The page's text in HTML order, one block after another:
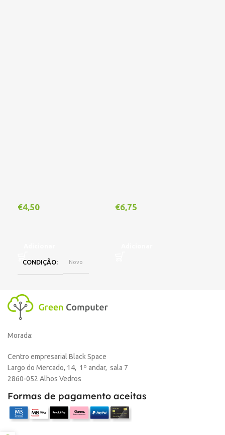
€4,50
CONDIÇÃO Novo
€6,75
Morada:
Centro empresarial Black Space
Largo do Mercado, 14, 1º andar, sala 7
2860-052 Alhos Vedros
Formas de pagamento aceitas